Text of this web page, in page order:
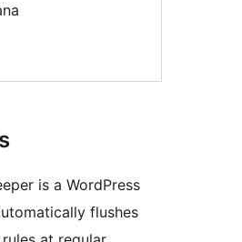
is a WordPress
flushes